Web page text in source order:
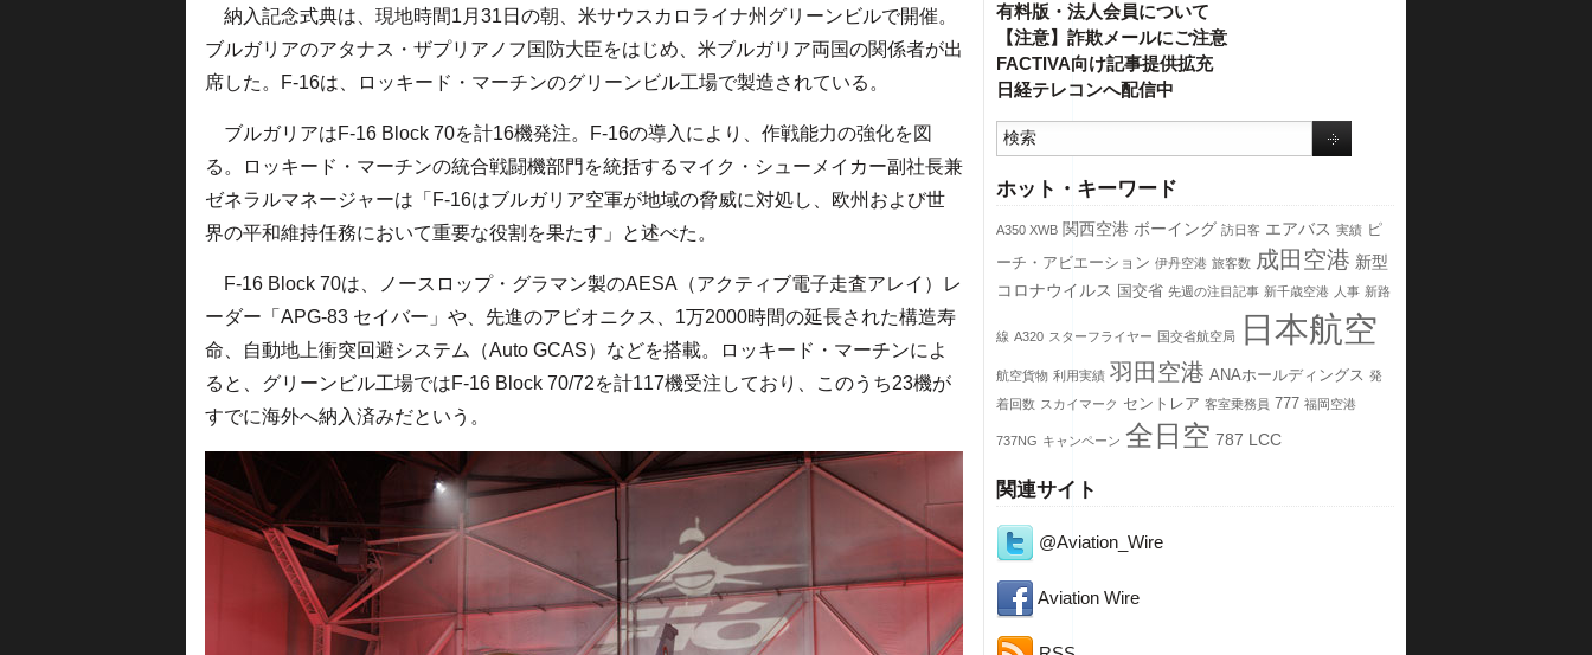
有料版・法人会員について
【注意】詐欺メールにご注意
FACTIVA向け記事提供拡充
日経テレコンへ配信中
ホット・キーワード
A350 XWB 関西空港 ボーイング 訪日客 エアバス 実績 ピ
ーチ・アビエーション 伊丹空港 旅客数 成田空港 新型
コロナウイルス 国交省 先週の注目記事 新千歳空港 人事 新路
線 A320 スターフライヤー 国交省航空局 日本航空
航空貨物 利用実績 羽田空港 ANAホールディングス 発
着回数 スカイマーク セントレア 客室乗務員 777 福岡空港
737NG キャンペーン 全日空 787 LCC
関連サイト
@Aviation_Wire
Aviation Wire
納入記念式典は、現地時間1月31日の朝、米サウスカロライナ州グリーンビルで開催。
ブルガリアのアタナス・ザプリアノフ国防大臣をはじめ、米ブルガリア両国の関係者が出
席した。F-16は、ロッキード・マーチンのグリーンビル工場で製造されている。
ブルガリアはF-16 Block 70を計16機発注。F-16の導入により、作戦能力の強化を図
る。ロッキード・マーチンの統合戦闘機部門を統括するマイク・シューメイカー副社長兼
ゼネラルマネージャーは「F-16はブルガリア空軍が地域の脅威に対処し、欧州および世
界の平和維持任務において重要な役割を果たす」と述べた。
F-16 Block 70は、ノースロップ・グラマン製のAESA（アクティブ電子走査アレイ）レ
ーダー「APG-83 セイバー」や、先進のアビオニクス、1万2000時間の延長された構造寿
命、自動地上衝突回避システム（Auto GCAS）などを搭載。ロッキード・マーチンによ
ると、グリーンビル工場ではF-16 Block 70/72を計117機受注しており、このうち23機が
すでに海外へ納入済みだという。